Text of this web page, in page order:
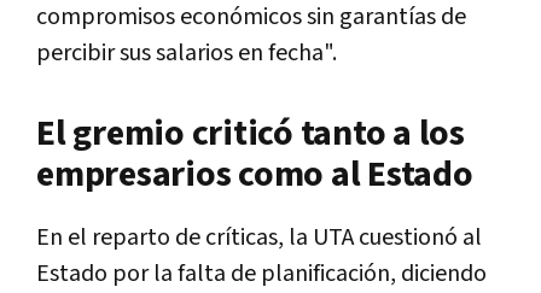
compromisos económicos sin garantías de
percibir sus salarios en fecha".
El gremio criticó tanto a los
empresarios como al Estado
En el reparto de críticas, la UTA cuestionó al
Estado por la falta de planificación, diciendo